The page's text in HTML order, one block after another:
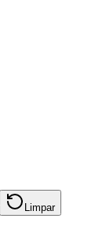
Limpar